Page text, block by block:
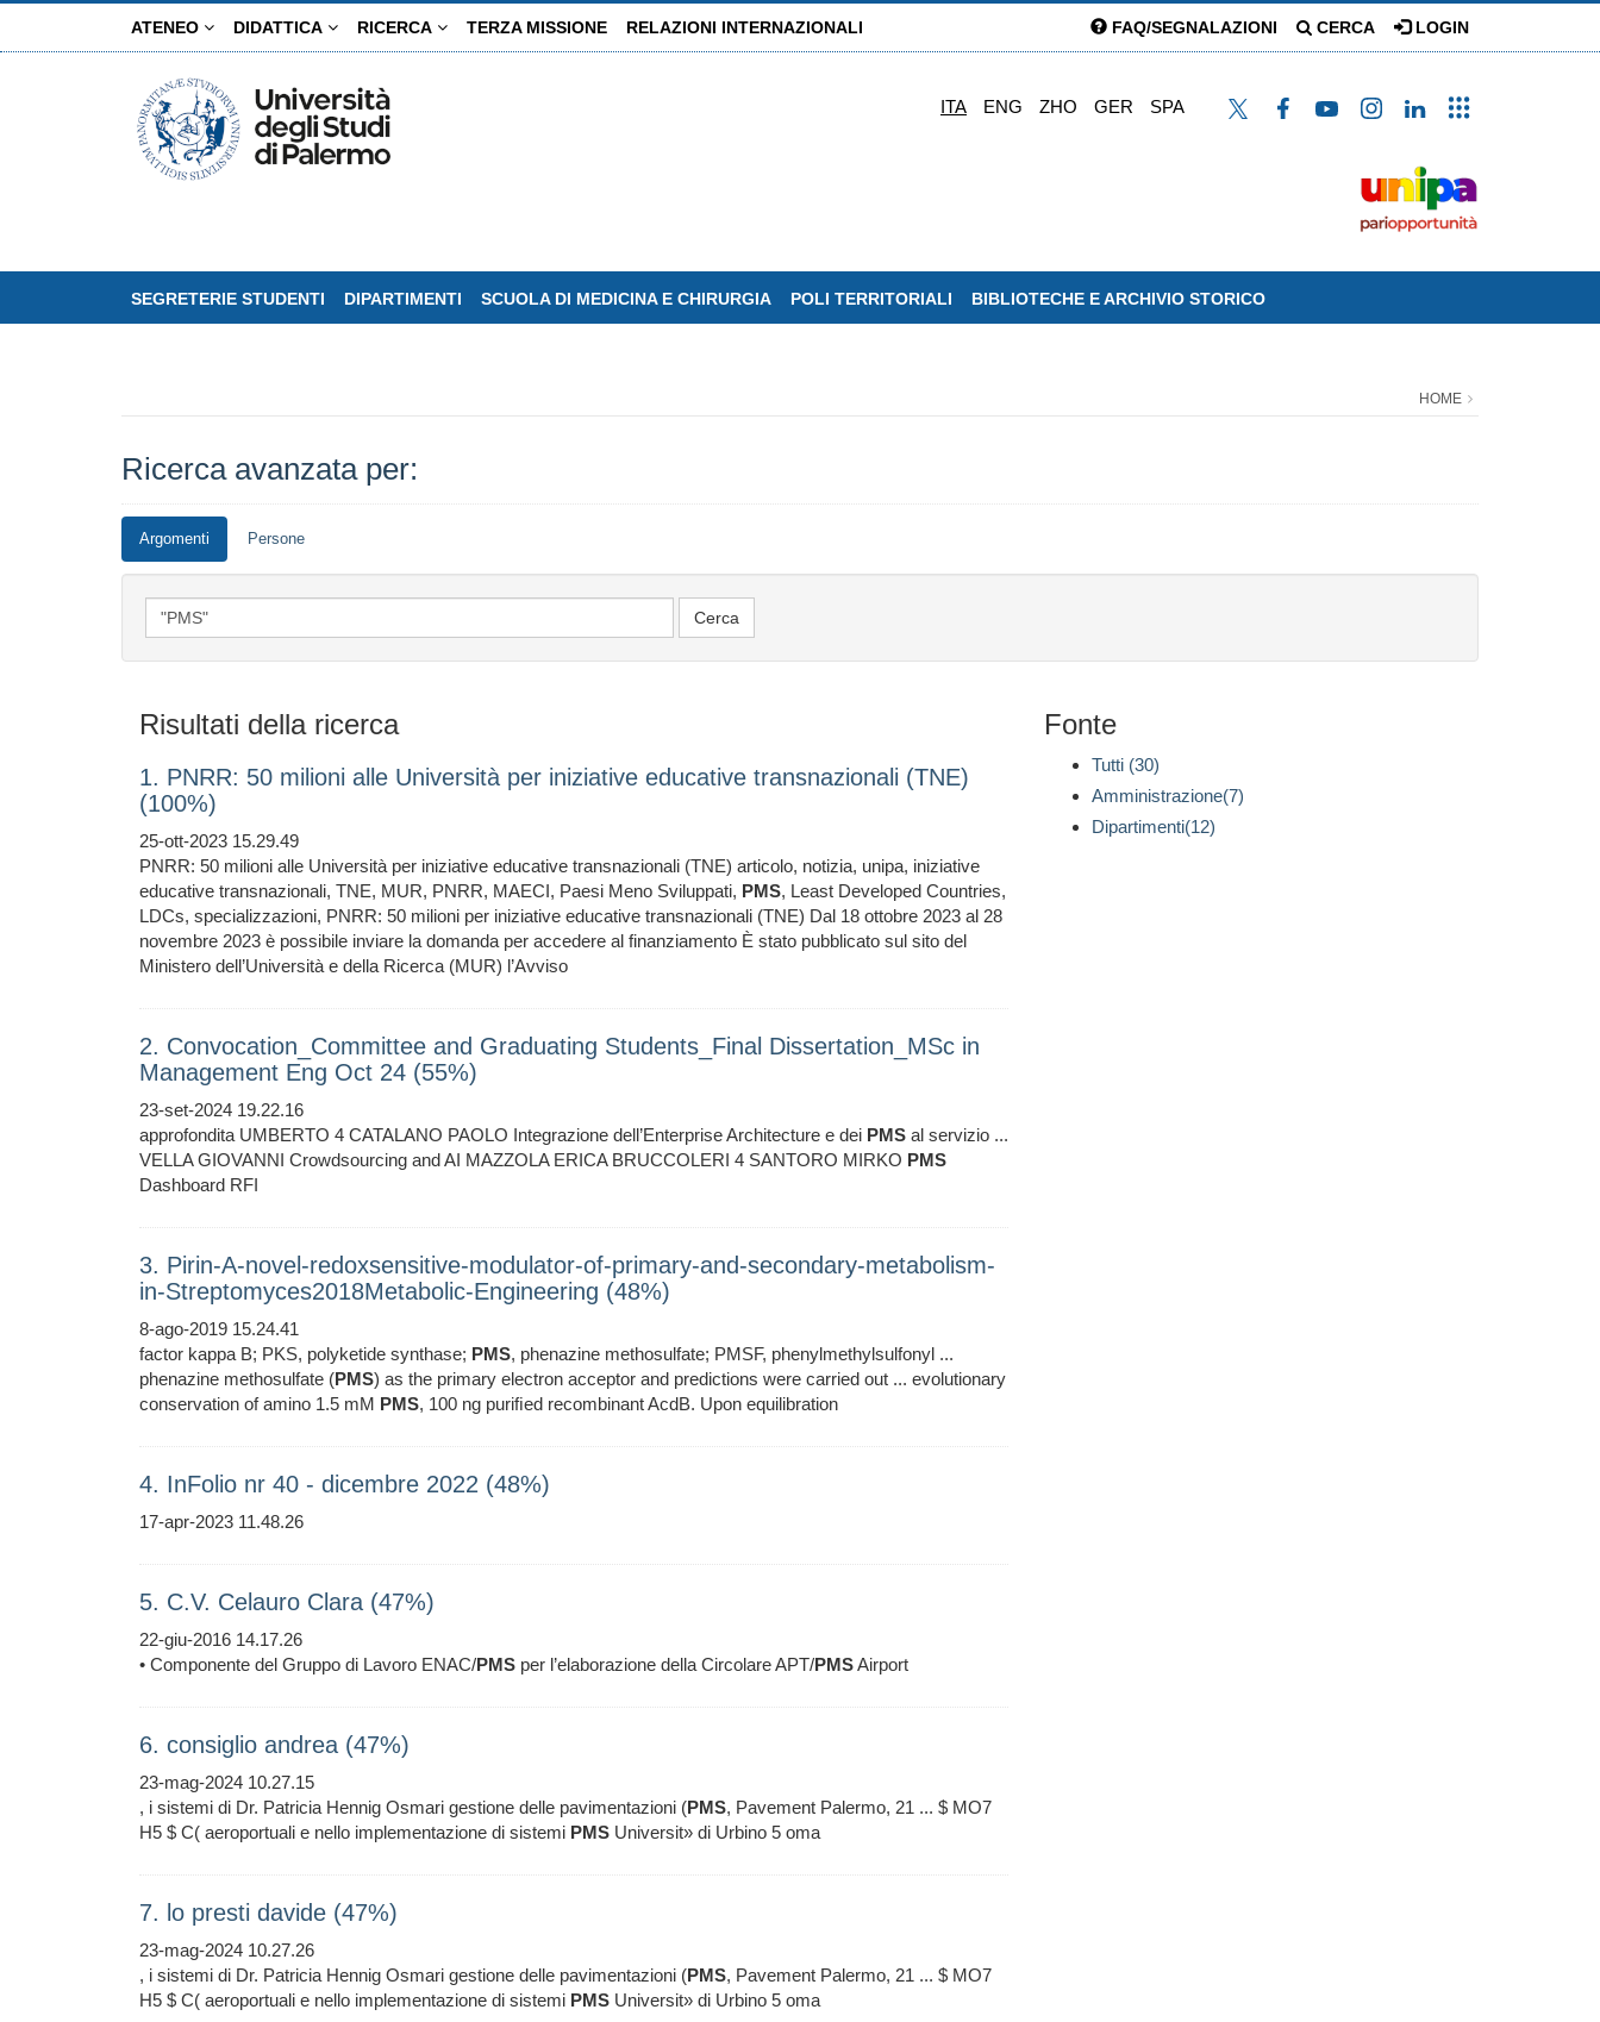
ATENEO DIDATTICA RICERCA TERZA MISSIONE RELAZIONI INTERNAZIONALI FAQ/SEGNALAZIONI CERCA LOGIN
ITA ENG ZHO GER SPA
SEGRETERIE STUDENTI DIPARTIMENTI SCUOLA DI MEDICINA E CHIRURGIA POLI TERRITORIALI BIBLIOTECHE E ARCHIVIO STORICO
HOME
Ricerca avanzata per:
Argomenti Persone
Risultati della ricerca
1. PNRR: 50 milioni alle Università per iniziative educative transnazionali (TNE)
(100%)
25-ott-2023 15.29.49
PNRR: 50 milioni alle Università per iniziative educative transnazionali (TNE) articolo, notizia, unipa, iniziative
educative transnazionali, TNE, MUR, PNRR, MAECI, Paesi Meno Sviluppati, PMS, Least Developed Countries,
LDCs, specializzazioni, PNRR: 50 milioni per iniziative educative transnazionali (TNE) Dal 18 ottobre 2023 al 28
novembre 2023 è possibile inviare la domanda per accedere al finanziamento È stato pubblicato sul sito del
Ministero dell’Università e della Ricerca (MUR) l’Avviso
2. Convocation_Committee and Graduating Students_Final Dissertation_MSc in
Management Eng Oct 24 (55%)
23-set-2024 19.22.16
approfondita UMBERTO 4 CATALANO PAOLO Integrazione dell’Enterprise Architecture e dei PMS al servizio ...
VELLA GIOVANNI Crowdsourcing and AI MAZZOLA ERICA BRUCCOLERI 4 SANTORO MIRKO PMS
Dashboard RFI
3. Pirin-A-novel-redoxsensitive-modulator-of-primary-and-secondary-metabolism-
in-Streptomyces2018Metabolic-Engineering (48%)
8-ago-2019 15.24.41
factor kappa B; PKS, polyketide synthase; PMS, phenazine methosulfate; PMSF, phenylmethylsulfonyl ...
phenazine methosulfate (PMS) as the primary electron acceptor and predictions were carried out ... evolutionary
conservation of amino 1.5 mM PMS, 100 ng puriﬁed recombinant AcdB. Upon equilibration
4. InFolio nr 40 - dicembre 2022 (48%)
17-apr-2023 11.48.26
5. C.V. Celauro Clara (47%)
22-giu-2016 14.17.26
• Componente del Gruppo di Lavoro ENAC/PMS per l’elaborazione della Circolare APT/PMSAirport
6. consiglio andrea (47%)
23-mag-2024 10.27.15
, i sistemi di Dr. Patricia Hennig Osmari gestione delle pavimentazioni (PMS, Pavement Palermo, 21 ... $ MO7
H5 $ C( aeroportuali e nello implementazione di sistemi PMS Universit» di Urbino 5 oma
7. lo presti davide (47%)
23-mag-2024 10.27.26
, i sistemi di Dr. Patricia Hennig Osmari gestione delle pavimentazioni (PMS, Pavement Palermo, 21 ... $ MO7
H5 $ C( aeroportuali e nello implementazione di sistemi PMS Universit» di Urbino 5 oma
Fonte
Tutti (30)
Amministrazione(7)
Dipartimenti(12)